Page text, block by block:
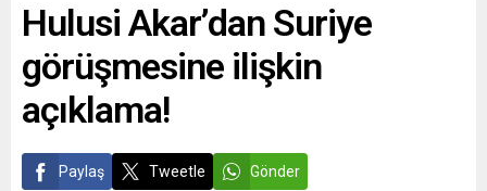
Hulusi Akar’dan Suriye
görüşmesine ilişkin
açıklama!
Paylaş Tweetle Gönder